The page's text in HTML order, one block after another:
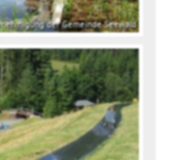
der Gemeinde Seewald